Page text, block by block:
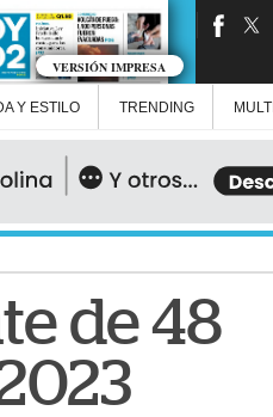
VERSIÓN IMPRESA
Y ESTILO TRENDING
de 48